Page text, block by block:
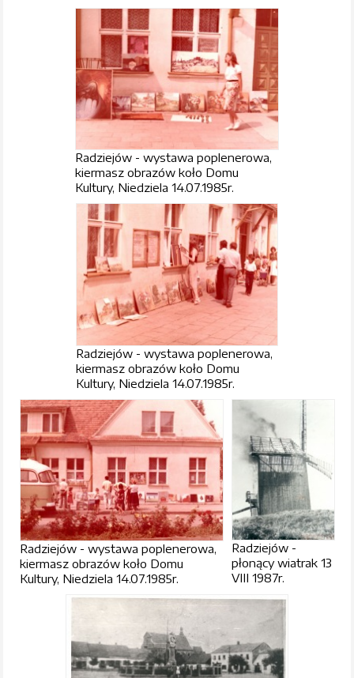
Radziejów - wystawa poplenerowa,
kiermasz obrazów koło Domu
Kultury, Niedziela 14.07.1985r.
Radziejów - wystawa poplenerowa,
kiermasz obrazów koło Domu
Kultury, Niedziela 14.07.1985r.
Radziejów - wystawa poplenerowa,
kiermasz obrazów koło Domu
Kultury, Niedziela 14.07.1985r.
Radziejów -
płonący wiatrak 13
VIII 1987r.